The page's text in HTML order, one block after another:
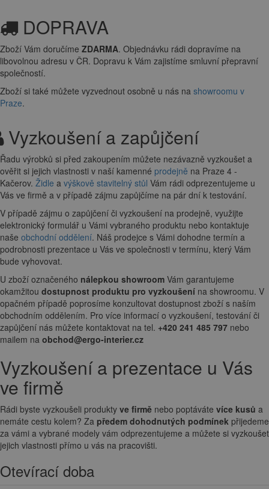
DOPRAVA
Zboží Vám doručíme ZDARMA. Objednávku rádi dopravíme na
libovolnou adresu v ČR. Dopravu k Vám zajistíme smluvní přepravní
společností.
Zboží si také můžete vyzvednout osobně u nás na showroomu v
Praze.
Vyzkoušení a zapůjčení
Řadu výrobků si před zakoupením můžete nezávazně vyzkoušet a
ověřit si jejich vlastnosti v naší kamenné prodejně na Praze 4 -
Kačerov. Židle a výškově stavitelný stůl Vám rádi odprezentujeme u
Vás ve firmě a v případě zájmu zapůjčíme na pár dní k testování.
V případě zájmu o zapůjčení či vyzkoušení na prodejně, využijte
elektronický formulář u Vámi vybraného produktu nebo kontaktuje
naše obchodní oddělení. Náš prodejce s Vámi dohodne termín a
podrobnosti prezentace u Vás ve společnosti v termínu, který Vám
bude vyhovovat.
U zboží označeného nálepkou showroom Vám garantujeme
okamžitou dostupnost produktu pro vyzkoušení na showroomu. V
opačném případě poprosíme konzultovat dostupnost zboží s naším
obchodním oddělením. Pro více informací o vyzkoušení, testování či
zapůjčení nás můžete kontaktovat na tel. +420 241 485 797 nebo
mailem na obchod@ergo-interier.cz
Vyzkoušení a prezentace u Vás
ve firmě
Rádi byste vyzkoušeli produkty ve firmě nebo poptáváte více kusů a
nemáte cestu kolem? Za předem dohodnutých podmínek přijedeme
za vámi a vybrané modely vám odprezentujeme a můžete si vyzkoušet
jejich vlastnosti přímo u vás na pracovišti.
Otevírací doba